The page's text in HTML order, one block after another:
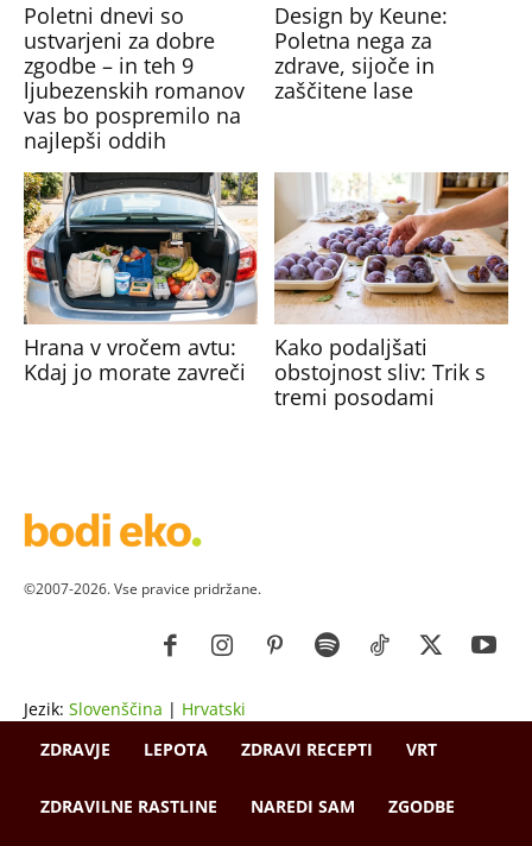
Poletni dnevi so
ustvarjeni za dobre
zgodbe – in teh 9
ljubezenskih romanov
vas bo pospremilo na
najlepši oddih
Design by Keune:
Poletna nega za
zdrave, sijoče in
zaščitene lase
Hrana v vročem avtu:
Kdaj jo morate zavreči
Kako podaljšati
obstojnost sliv: Trik s
tremi posodami
©2007-2026. Vse pravice pridržane.
Jezik: Slovenščina | Hrvatski
ZDRAVJE
LEPOTA ZDRAVI RECEPTI VRT
ZDRAVILNE RASTLINE NAREDI SAM ZGODBE